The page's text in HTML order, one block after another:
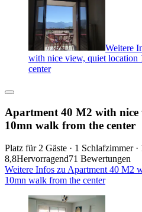
Weitere
with nice view, quiet location
center
Apartment 40 M2 with nice
10mn walk from the center
Platz für 2 Gäste · 1 Schlafzimmer
8,8Hervorragend71 Bewertungen
Weitere Infos zu Apartment 40 M2
10mn walk from the center